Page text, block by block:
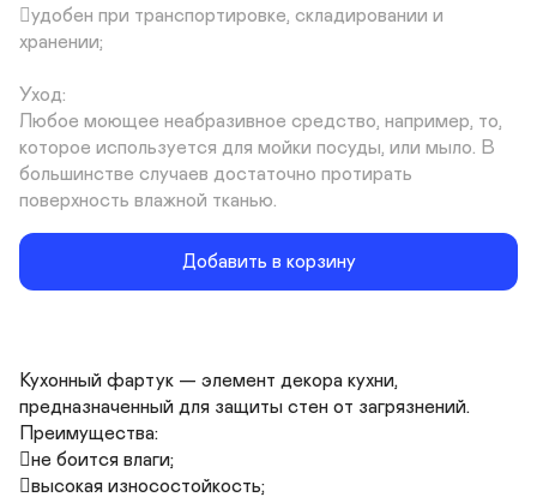
удобен при транспортировке, складировании и
хранении;
Уход:
Любое моющее неабразивное средство, например, то,
которое используется для мойки посуды, или мыло. В
большинстве случаев достаточно протирать
поверхность влажной тканью.
Добавить в корзину
Кухонный фартук — элемент декора кухни,
предназначенный для защиты стен от загрязнений.
Преимущества:
не боится влаги;
высокая износостойкость;